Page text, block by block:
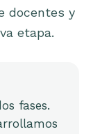
docentes y
etapa.
fases.